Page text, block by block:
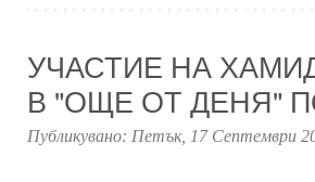
УЧАСТИЕ НА
В "ОЩЕ ОТ ДЕНЯ"
Публикувано: Петък, 17 Септември